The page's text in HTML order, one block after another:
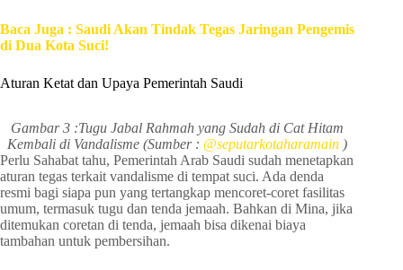
Baca Juga : Saudi Akan Tindak Tegas Jaringan Pengemis
di Dua Kota Suci!
Aturan Ketat dan Upaya Pemerintah Saudi
Gambar 3 :Tugu Jabal Rahmah yang Sudah di Cat Hitam
Kembali di Vandalisme (Sumber : @seputarkotaharamain )
Perlu Sahabat tahu, Pemerintah Arab Saudi sudah menetapkan
aturan tegas terkait vandalisme di tempat suci. Ada denda
resmi bagi siapa pun yang tertangkap mencoret-coret fasilitas
umum, termasuk tugu dan tenda jemaah. Bahkan di Mina, jika
ditemukan coretan di tenda, jemaah bisa dikenai biaya
tambahan untuk pembersihan.